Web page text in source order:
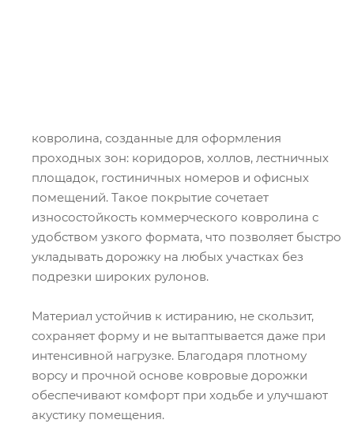
ковролина, созданные для оформления
проходных зон: коридоров, холлов, лестничных
площадок, гостиничных номеров и офисных
помещений. Такое покрытие сочетает
износостойкость коммерческого ковролина с
удобством узкого формата, что позволяет быстро
укладывать дорожку на любых участках без
подрезки широких рулонов.
Материал устойчив к истиранию, не скользит,
сохраняет форму и не вытаптывается даже при
интенсивной нагрузке. Благодаря плотному
ворсу и прочной основе ковровые дорожки
обеспечивают комфорт при ходьбе и улучшают
акустику помещения.